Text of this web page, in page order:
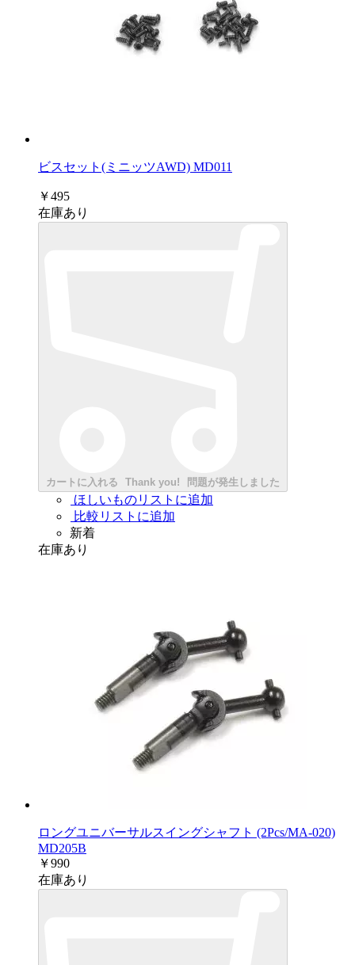
ビスセット(ミニッツAWD) MD011
￥495
在庫あり
カートに入れる Thank you! 問題が発生しました
ほしいものリストに追加
比較リストに追加
新着
在庫あり
ロングユニバーサルスイングシャフト (2Pcs/MA-020)
MD205B
￥990
在庫あり